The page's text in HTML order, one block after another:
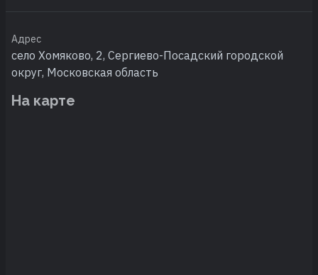
Адрес
село Хомяково, 2, Сергиево-Посадский городской
округ, Московская область
На карте